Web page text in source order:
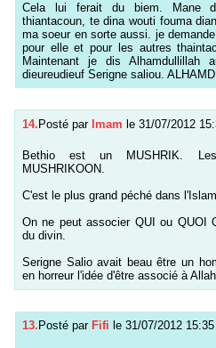
Cela lui ferait du biem. Mane
thiantacoun, te dina wouti fouma
ma soeur en sorte aussi. je
pour elle et pour les autres
Maintenant je dis Alhamdullillah
dieureudieuf Serigne saliou.
14. Posté par Imam le 31/07/2012
Bethio est un MUSHRIK.
MUSHRIKOON.
C'est le plus grand péché dans
On ne peut associer QUI ou QUOI
du divin.
Serigne Salio avait beau être un
en horreur l'idée d'être associé à
13. Posté par Fifi le 31/07/2012 15:35